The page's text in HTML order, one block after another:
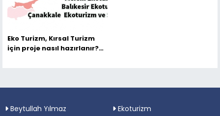
Eko Turizm, Kırsal Turizm
için proje nasıl hazırlanır?
Beytullah Yılmaz
Ekoturizm